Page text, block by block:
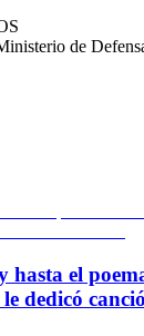
de
hasta el
dedicó